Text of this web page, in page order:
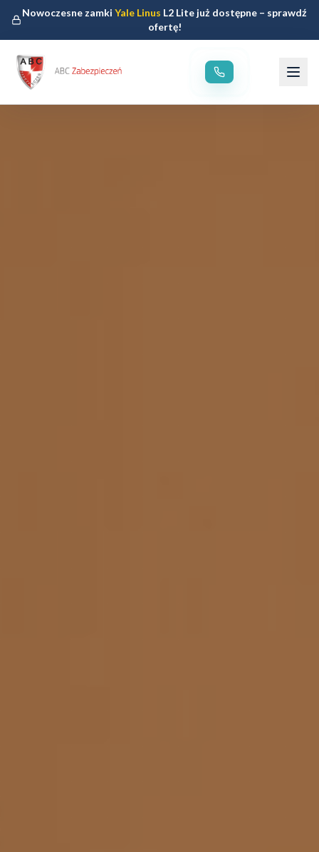
Nowoczesne zamkiYale Linus L2 Lite już dostępne – sprawdź
ofertę!